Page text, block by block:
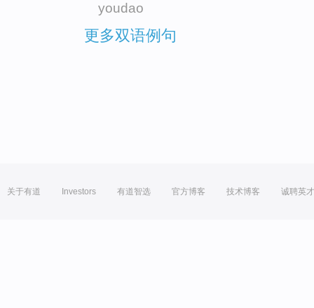
youdao
更多双语例句
关于有道 Investors 有道智选 官方博客 技术博客 诚聘英才